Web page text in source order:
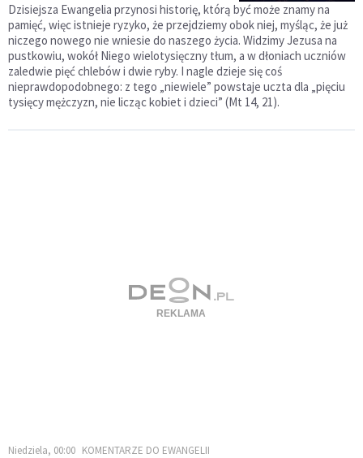
Dzisiejsza Ewangelia przynosi historię, którą być może znamy na
pamięć, więc istnieje ryzyko, że przejdziemy obok niej, myśląc, że już
niczego nowego nie wniesie do naszego życia. Widzimy Jezusa na
pustkowiu, wokół Niego wielotysięczny tłum, a w dłoniach uczniów
zaledwie pięć chlebów i dwie ryby. I nagle dzieje się coś
nieprawdopodobnego: z tego „niewiele” powstaje uczta dla „pięciu
tysięcy mężczyzn, nie licząc kobiet i dzieci” (Mt 14, 21).
Niedziela, 00:00 KOMENTARZE DO EWANGELII